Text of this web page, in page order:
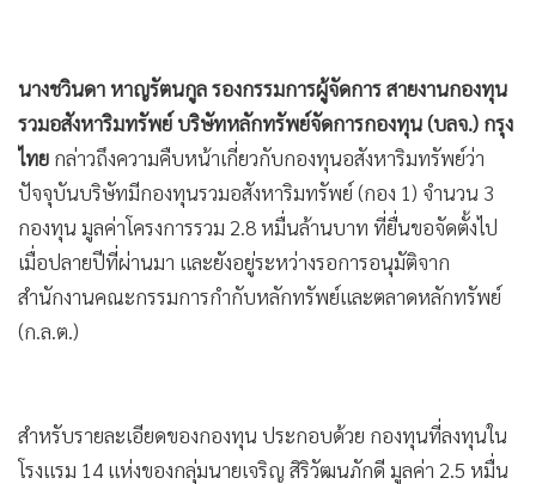
• SMEs
• หุ้น
• อินโดจีน
• กองทุนรวม
• Celeb Online
• Factcheck
• ญี่ปุ่น
• News1
นางชวินดา หาญรัตนกูล รองกรรมการผู้จัดการ สายงานกองทุน
รวมอสังหาริมทรัพย์ บริษัทหลักทรัพย์จัดการกองทุน (บลจ.) กรุง
ไทย กล่าวถึงความคืบหน้าเกี่ยวกับกองทุนอสังหาริมทรัพย์ว่า
ปัจจุบันบริษัทมีกองทุนรวมอสังหาริมทรัพย์ (กอง 1) จำนวน 3
กองทุน มูลค่าโครงการรวม 2.8 หมื่นล้านบาท ที่ยื่นขอจัดตั้งไป
เมื่อปลายปีที่ผ่านมา และยังอยู่ระหว่างรอการอนุมัติจาก
สำนักงานคณะกรรมการกำกับหลักทรัพย์และตลาดหลักทรัพย์
(ก.ล.ต.)
สำหรับรายละเอียดของกองทุน ประกอบด้วย กองทุนที่ลงทุนใน
โรงแรม 14 แห่งของกลุ่มนายเจริญ สิริวัฒนภักดี มูลค่า 2.5 หมื่น